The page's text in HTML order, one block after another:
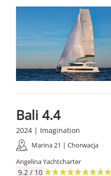
Bali 4.4
2024 | Imagination
Marina 21 | Chorwacja
Angelina Yachtcharter
9.2 / 10